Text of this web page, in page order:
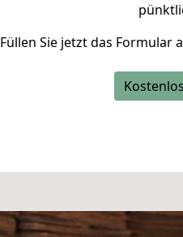
Füllen Sie jetzt das Formular